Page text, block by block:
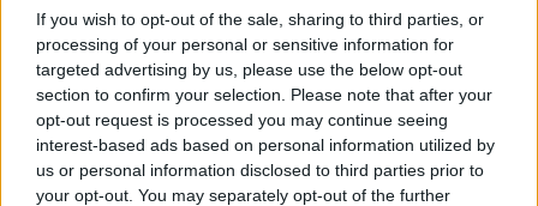
If you wish to opt-out of the sale, sharing to third parties, or
processing of your personal or sensitive information for
targeted advertising by us, please use the below opt-out
section to confirm your selection. Please note that after your
opt-out request is processed you may continue seeing
interest-based ads based on personal information utilized by
us or personal information disclosed to third parties prior to
your opt-out. You may separately opt-out of the further
TEMI: Guardia Di Finanza
Notizie in tempo reale?
Entra nel canale telegram di
GalluraOggi.it